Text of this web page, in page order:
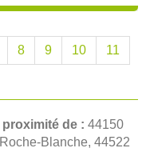
8 9 10 11
de : 44150
Blanche, 44522